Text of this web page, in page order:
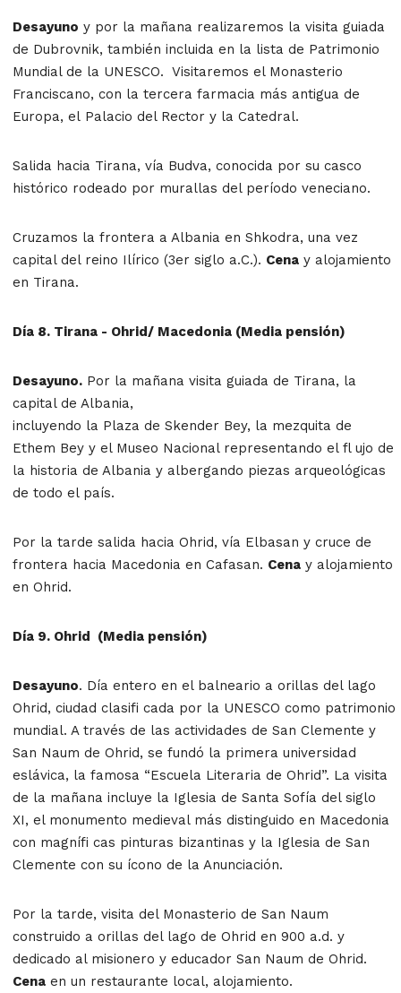
Desayuno y por la mañana realizaremos la visita guiada
de Dubrovnik, también incluida en la lista de Patrimonio
Mundial de la UNESCO. Visitaremos el Monasterio
Franciscano, con la tercera farmacia más antigua de
Europa, el Palacio del Rector y la Catedral.
Salida hacia Tirana, vía Budva, conocida por su casco
histórico rodeado por murallas del período veneciano.
Cruzamos la frontera a Albania en Shkodra, una vez
capital del reino Ilírico (3er siglo a.C.). Cena y alojamiento
en Tirana.
Día 8. Tirana - Ohrid/ Macedonia (Media pensión)
Desayuno. Por la mañana visita guiada de Tirana, la
capital de Albania,
incluyendo la Plaza de Skender Bey, la mezquita de
Ethem Bey y el Museo Nacional representando el fl ujo de
la historia de Albania y albergando piezas arqueológicas
de todo el país.
Por la tarde salida hacia Ohrid, vía Elbasan y cruce de
frontera hacia Macedonia en Cafasan. Cena y alojamiento
en Ohrid.
Día 9. Ohrid (Media pensión)
Desayuno. Día entero en el balneario a orillas del lago
Ohrid, ciudad clasifi cada por la UNESCO como patrimonio
mundial. A través de las actividades de San Clemente y
San Naum de Ohrid, se fundó la primera universidad
eslávica, la famosa “Escuela Literaria de Ohrid”. La visita
de la mañana incluye la Iglesia de Santa Sofía del siglo
XI, el monumento medieval más distinguido en Macedonia
con magnífi cas pinturas bizantinas y la Iglesia de San
Clemente con su ícono de la Anunciación.
Por la tarde, visita del Monasterio de San Naum
construido a orillas del lago de Ohrid en 900 a.d. y
dedicado al misionero y educador San Naum de Ohrid.
Cena en un restaurante local, alojamiento.